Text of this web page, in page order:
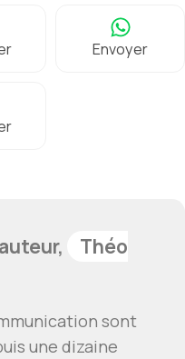
Envoyer
Théo
sont
une dizaine